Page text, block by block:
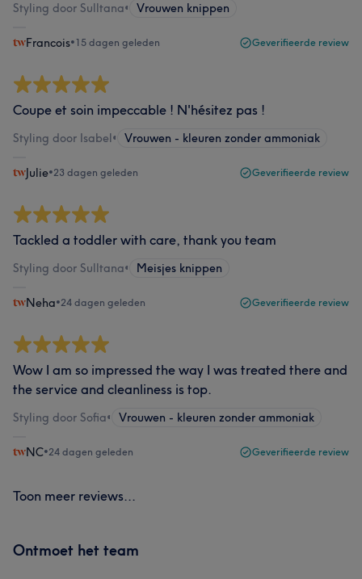
Styling door Sulltana• Vrouwen knippen
Francois•15 dagen geleden Geverifieerde review
Coupe et soin impeccable ! N'hésitez pas !
Styling door Isabel• Vrouwen - kleuren zonder ammoniak
Julie•23 dagen geleden Geverifieerde review
Tackled a toddler with care, thank you team
Styling door Sulltana• Meisjes knippen
Neha•24 dagen geleden Geverifieerde review
Wow I am so impressed the way I was treated there and
the service and cleanliness is top.
Styling door Sofia• Vrouwen - kleuren zonder ammoniak
NC•24 dagen geleden Geverifieerde review
Toon meer reviews...
Ontmoet het team